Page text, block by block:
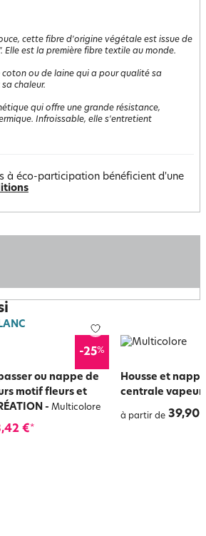
cette fibre d'origine végétale est issue de
Elle est la première fibre textile au monde.
coton ou de laine qui a pour qualité sa
chaleur.
qui offre une grande résistance,
Infroissable, elle s'entretient
à éco-participation bénéficient d'une
-25%
ou nappe de
motif fleurs et
- Multicolore
€*
Housse et
centrale vapeur
à partir de 39,90